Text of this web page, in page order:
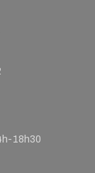
18h30